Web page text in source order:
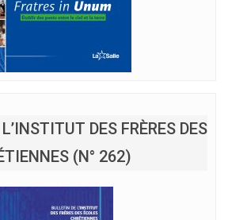
DES FRÈRES DES
(N° 262)